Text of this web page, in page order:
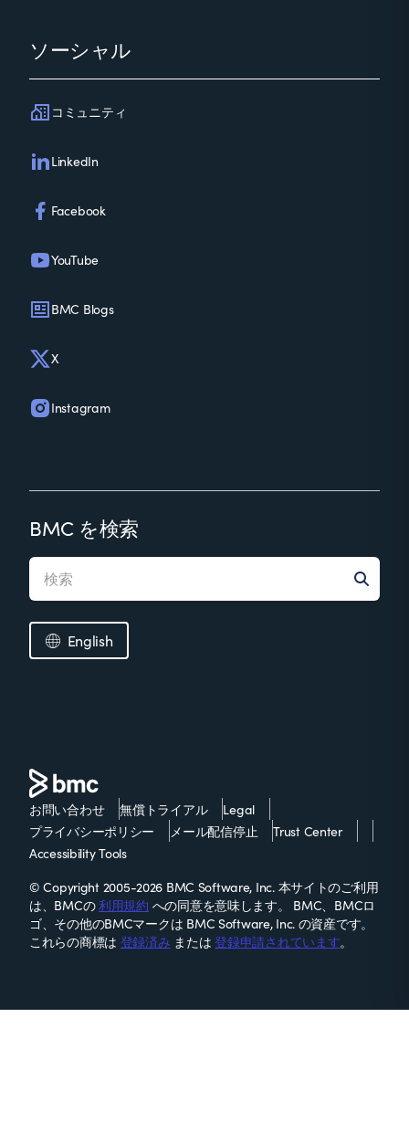
ソーシャル
コミュニティ
LinkedIn
Facebook
YouTube
BMC Blogs
X
Instagram
BMC を検索
English
お問い合わせ 無償トライアル
Legal
プライバシーポリシー
メール配信停止
Trust Center
Accessibility Tools
© Copyright 2005-2026 BMC Software, Inc. 本サイトのご利用
は、BMCの利用規約 への同意を意味します。 BMC、BMCロ
ゴ、その他のBMCマークは BMC Software, Inc. の資産です。
これらの商標は 登録済み または登録申請されています。